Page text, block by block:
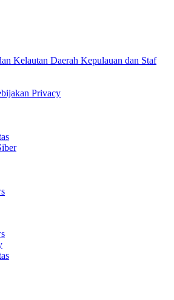
Kelautan Daerah Kepulauan dan Staf
Privacy